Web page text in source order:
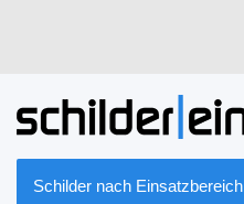
Schilder nach Einsatzbereich